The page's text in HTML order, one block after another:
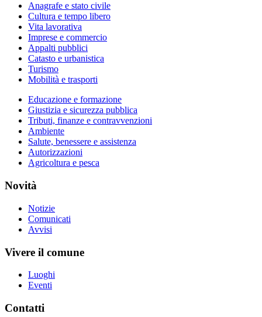
Anagrafe e stato civile
Cultura e tempo libero
Vita lavorativa
Imprese e commercio
Appalti pubblici
Catasto e urbanistica
Turismo
Mobilità e trasporti
Educazione e formazione
Giustizia e sicurezza pubblica
Tributi, finanze e contravvenzioni
Ambiente
Salute, benessere e assistenza
Autorizzazioni
Agricoltura e pesca
Novità
Notizie
Comunicati
Avvisi
Vivere il comune
Luoghi
Eventi
Contatti